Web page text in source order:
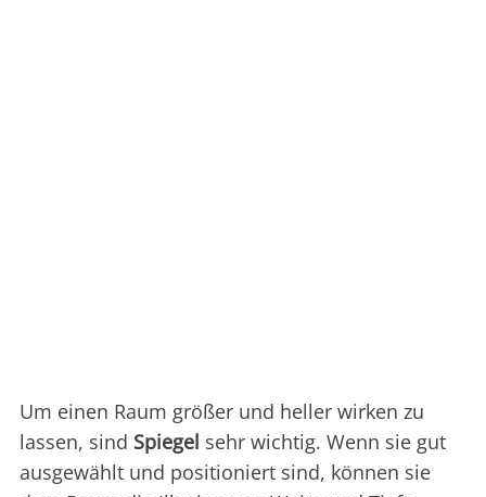
Um einen Raum größer und heller wirken zu
lassen, sind Spiegel sehr wichtig. Wenn sie gut
ausgewählt und positioniert sind, können sie